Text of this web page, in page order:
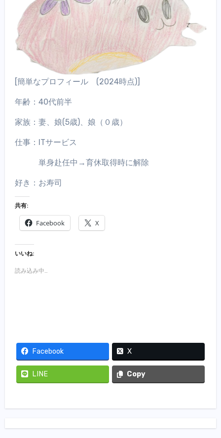
[簡単なプロフィール (2024時点)]
年齢：40代前半
家族：妻、娘(5歳)、娘（０歳）
仕事：ITサービス
単身赴任中→育休取得時に解除
好き：お寿司
共有:
Facebook X
いいね:
読み込み中…
Facebook X
LINE Copy